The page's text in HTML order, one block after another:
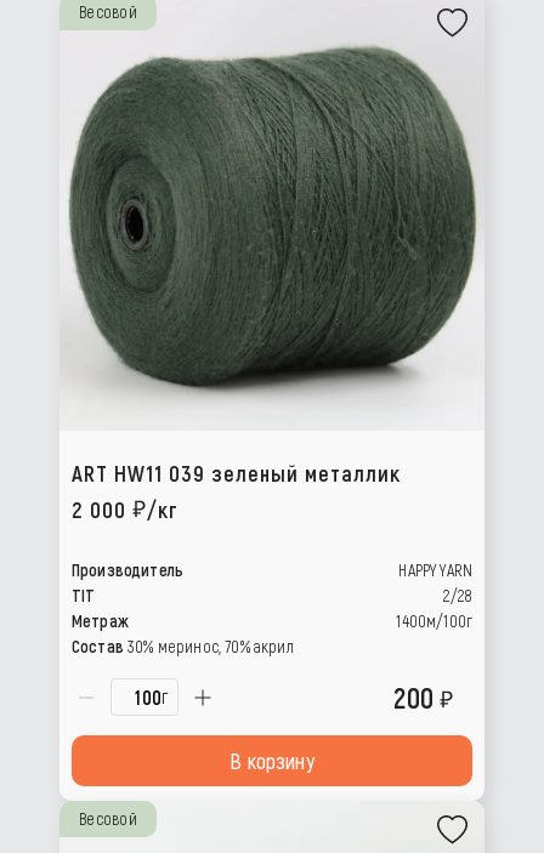
Весовой
ART HW11 039 зеленый металлик
2 000
/кг
Производитель
HAPPY YARN
TIT
2/28
Метраж
1400м/100г
Состав 30% меринос, 70% акрил
г 200
В корзину
Весовой